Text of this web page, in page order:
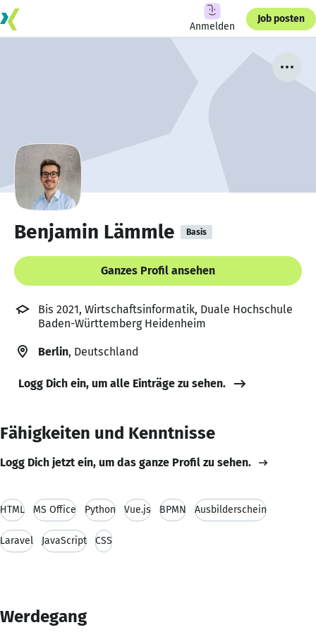
Anmelden
Job posten
Benjamin Lämmle Basis
Ganzes Profil ansehen
Bis 2021, Wirtschaftsinformatik, Duale Hochschule
Baden-Württemberg Heidenheim
Berlin, Deutschland
Logg Dich ein, um alle Einträge zu sehen.
Fähigkeiten und Kenntnisse
Logg Dich jetzt ein, um das ganze Profil zu sehen.
HTML MS Office Python Vue.js BPMN Ausbilderschein
Laravel JavaScript CSS
Werdegang